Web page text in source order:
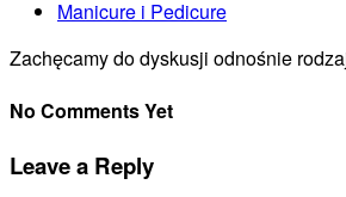
Manicure i Pedicure
Zachęcamy do dyskusji odnośnie
No Comments Yet
Leave a Reply